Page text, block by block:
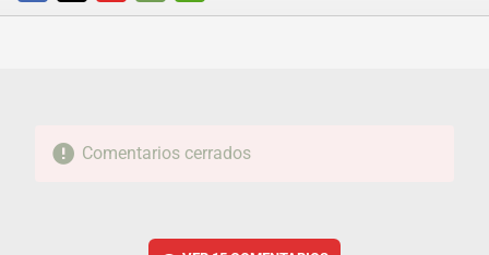
FACEBOOKTWITTERFLIPBOARD
E-
WHATSAPP
Comentarios cerrados